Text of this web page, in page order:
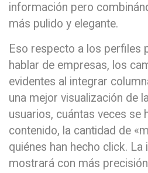
información pero
más pulido y elegante.
Eso respecto a los perfiles
hablar de empresas, los
evidentes al integrar
una mejor visualización de
usuarios, cuántas veces se
contenido, la cantidad de
quiénes han hecho click.
mostrará con más